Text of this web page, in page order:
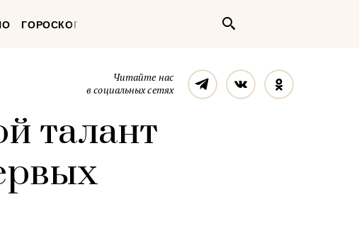
ГОРОСКОП
Читайте нас
в социальных сетях
ТелеграмВконтакте
талант